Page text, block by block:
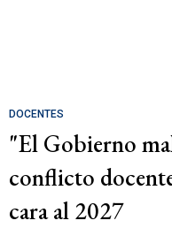
DOCENTES
"El Gobierno
conflicto
cara al 2027